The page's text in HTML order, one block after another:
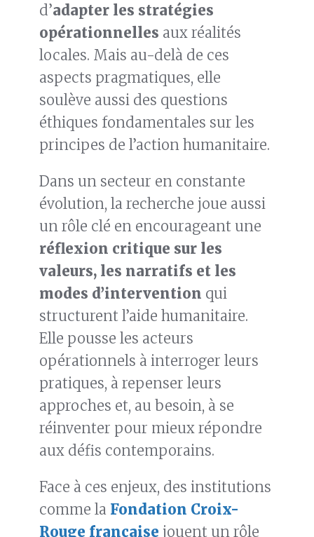
d’adapter les stratégies
opérationnelles aux réalités
locales. Mais au-delà de ces
aspects pragmatiques, elle
soulève aussi des questions
éthiques fondamentales sur les
principes de l’action humanitaire.
Dans un secteur en constante
évolution, la recherche joue aussi
un rôle clé en encourageant une
réflexion critique sur les
valeurs, les narratifs et les
modes d’intervention qui
structurent l’aide humanitaire.
Elle pousse les acteurs
opérationnels à interroger leurs
pratiques, à repenser leurs
approches et, au besoin, à se
réinventer pour mieux répondre
aux défis contemporains.
Face à ces enjeux, des institutions
comme la Fondation Croix-
Rouge française jouent un rôle